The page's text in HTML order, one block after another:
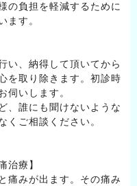
の負担を軽減するために
ます。
い、納得して頂いてから
を取り除きます。初診時
伺いします。
、誰にも聞けないような
くご相談ください。
治療】
痛みが出ます。その痛み